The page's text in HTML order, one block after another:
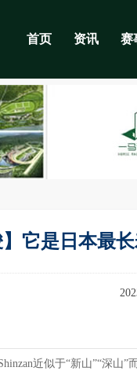
首页 资讯 赛
】它是日本最
近似于“新山”“深